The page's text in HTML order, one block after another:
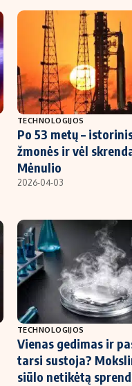
TECHNOLOGIJOS
Po 53 metų –
žmonės ir vėl
Mėnulio
2026-04-03
TECHNOLOGIJOS
Vienas gedimas ir
tarsi sustoja?
siūlo netikėtą